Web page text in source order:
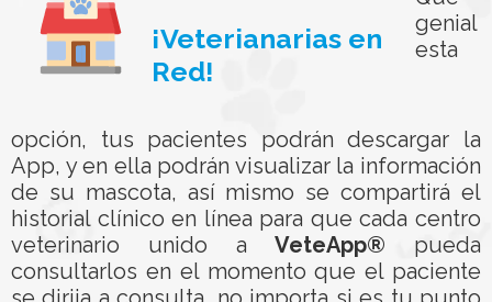
¡Veterianarias en
Red!
genial
esta
opción, tus pacientes podrán descargar la
App, y en ella podrán visualizar la información
de su mascota, así mismo se compartirá el
historial clínico en línea para que cada centro
veterinario unido aVeteApp® pueda
consultarlos en el momento que el paciente